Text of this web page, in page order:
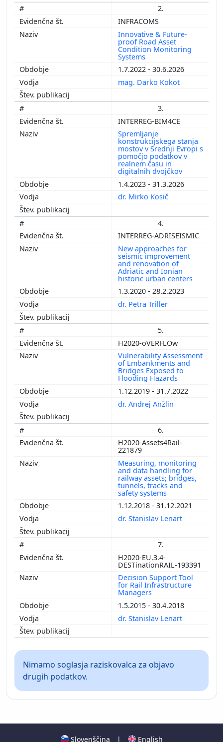
2.
INFRACOMS
Innovative & Future-
proof Road Asset
Condition Monitoring
Systems
1.7.2022 - 30.6.2026
mag. Darko Kokot
3.
INTERREG-BIM4CE
Spremljanje
konstrukcijskega stanja
mostov v Srednji Evropi s
pomočjo podatkov v
realnem času in
digitalnih dvojčkov
1.4.2023 - 31.3.2026
dr. Mirko Kosič
4.
INTERREG-ADRISEISMIC
New approaches for
seismic improvement
and renovation of
Adriatic and Ionian
historic urban centers
1.3.2020 - 28.2.2023
dr. Petra Triller
5.
H2020-oVERFLOw
Vulnerability Assessment
of Embankments and
Bridges Exposed to
Flooding Hazards
1.12.2019 - 31.7.2022
dr. Andrej Anžlin
6.
H2020-Assets4Rail-
221879
Measuring, monitoring
and data handling for
railway assets; bridges,
tunnels, tracks and
safety systems
1.12.2018 - 31.12.2021
dr. Stanislav Lenart
7.
H2020-EU.3.4-
DESTinationRAIL-193391
Decision Support Tool
for Rail Infrastructure
Managers
1.5.2015 - 30.4.2018
dr. Stanislav Lenart
Nimamo soglasja raziskovalca za objavo
drugih podatkov.
Slovenščina | English